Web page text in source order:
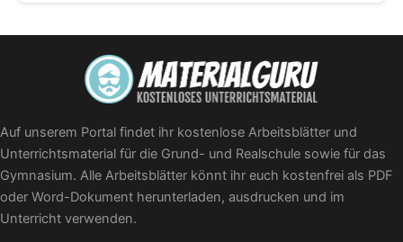
Auf unserem Portal findet ihr kostenlose Arbeitsblätter und
Unterrichtsmaterial für die Grund- und Realschule sowie für das
Gymnasium. Alle Arbeitsblätter könnt ihr euch kostenfrei als PDF
oder Word-Dokument herunterladen, ausdrucken und im
Unterricht verwenden.